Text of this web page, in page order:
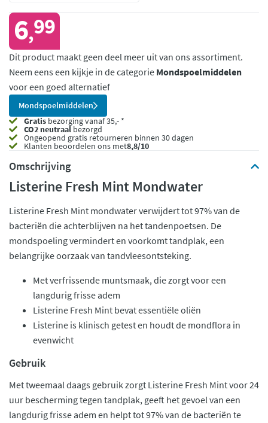
6,99
Dit product maakt geen deel meer uit van ons assortiment.
Neem eens een kijkje in de categorie Mondspoelmiddelen
voor een goed alternatief
Mondspoelmiddelen
Gratis bezorging vanaf 35,- *
CO2 neutraalbezorgd
Ongeopend gratis retourneren binnen 30 dagen
Klanten beoordelen ons met8,8/10
Omschrijving
Listerine Fresh Mint Mondwater
Listerine Fresh Mint mondwater verwijdert tot 97% van de
bacteriën die achterblijven na het tandenpoetsen. De
mondspoeling vermindert en voorkomt tandplak, een
belangrijke oorzaak van tandvleesontsteking.
Met verfrissende muntsmaak, die zorgt voor een
langdurig frisse adem
Listerine Fresh Mint bevat essentiële oliën
Listerine is klinisch getest en houdt de mondflora in
evenwicht
Gebruik
Met tweemaal daags gebruik zorgt Listerine Fresh Mint voor 24
uur bescherming tegen tandplak, geeft het gevoel van een
langdurig frisse adem en helpt tot 97% van de bacteriën te